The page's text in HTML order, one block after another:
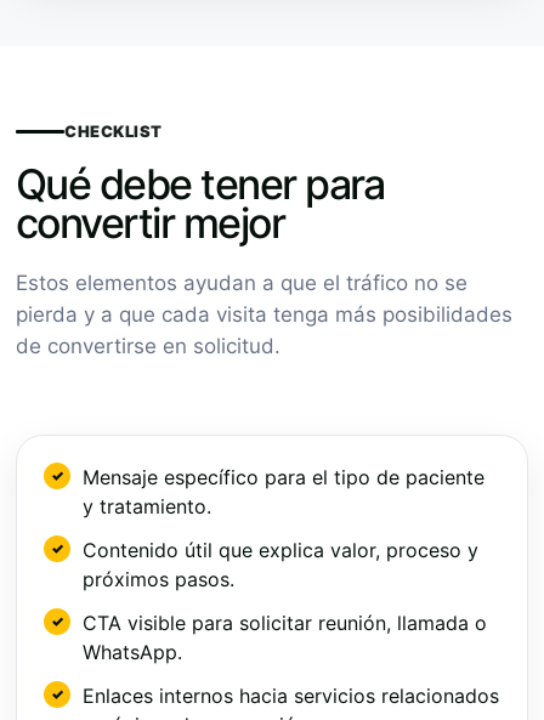
CHECKLIST
Qué debe tener para
convertir mejor
Estos elementos ayudan a que el tráfico no se
pierda y a que cada visita tenga más posibilidades
de convertirse en solicitud.
Mensaje específico para el tipo de paciente
y tratamiento.
Contenido útil que explica valor, proceso y
próximos pasos.
CTA visible para solicitar reunión, llamada o
WhatsApp.
Enlaces internos hacia servicios relacionados